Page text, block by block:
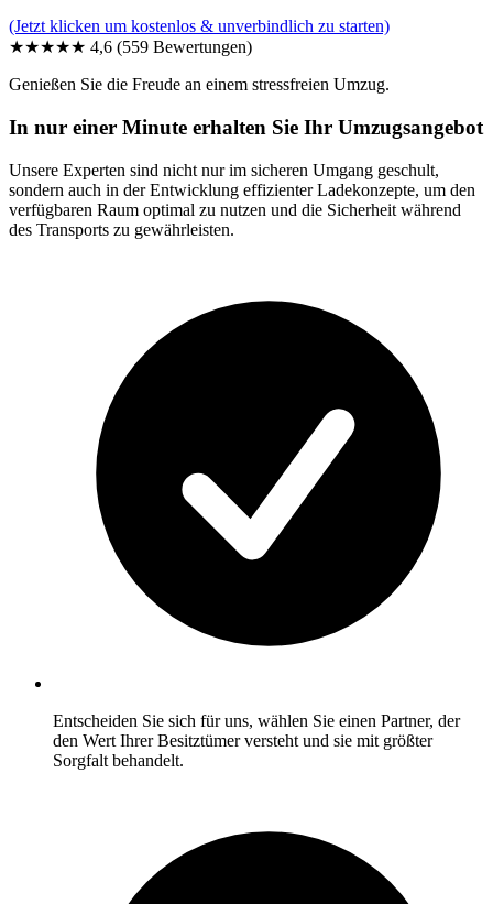
(Jetzt klicken um kostenlos & unverbindlich zu starten)
★★★★★ 4,6 (559 Bewertungen)
Genießen Sie die Freude an einem stressfreien Umzug.
In nur einer Minute erhalten Sie Ihr Umzugsangebot
Unsere Experten sind nicht nur im sicheren Umgang geschult,
sondern auch in der Entwicklung effizienter Ladekonzepte, um den
verfügbaren Raum optimal zu nutzen und die Sicherheit während
des Transports zu gewährleisten.
Entscheiden Sie sich für uns, wählen Sie einen Partner, der
den Wert Ihrer Besitztümer versteht und sie mit größter
Sorgfalt behandelt.